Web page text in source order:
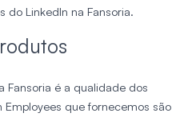
do LinkedIn na Fansoria.
Fansoria é a qualidade dos
Employees que fornecemos são